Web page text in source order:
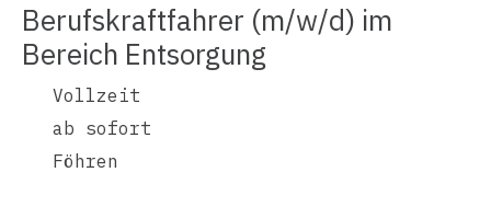
Berufskraftfahrer (m/w/d) im
Bereich Entsorgung
Vollzeit
ab sofort
Föhren